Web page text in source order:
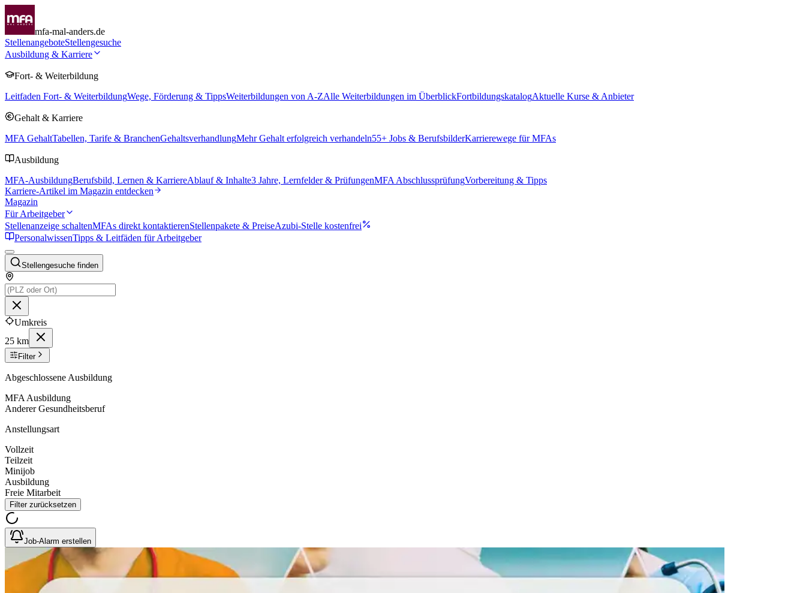
mfa-mal-anders.de
StellenangeboteStellengesuche
Ausbildung & Karriere
Fort- & Weiterbildung
Leitfaden Fort- & WeiterbildungWege, Förderung & TippsWeiterbildungen von A-ZAlle Weiterbildungen im ÜberblickFortbildungskatalogAktuelle Kurse & Anbieter
Gehalt & Karriere
MFA GehaltTabellen, Tarife & BranchenGehaltsverhandlungMehr Gehalt erfolgreich verhandeln55+ Jobs & BerufsbilderKarrierewege für MFAs
Ausbildung
MFA-AusbildungBerufsbild, Lernen & KarriereAblauf & Inhalte3 Jahre, Lernfelder & PrüfungenMFA AbschlussprüfungVorbereitung & Tipps
Karriere-Artikel im Magazin entdecken
Magazin
Für Arbeitgeber
Stellenanzeige schaltenMFAs direkt kontaktierenStellenpakete & PreiseAzubi-Stelle kostenfrei
PersonalwissenTipps & Leitfäden für Arbeitgeber
Stellengesuche finden
Umkreis
25 km
Filter
Abgeschlossene Ausbildung
MFA Ausbildung
Anderer Gesundheitsberuf
Anstellungsart
Vollzeit
Teilzeit
Minijob
Ausbildung
Freie Mitarbeit
Filter zurücksetzen
Job-Alarm erstellen